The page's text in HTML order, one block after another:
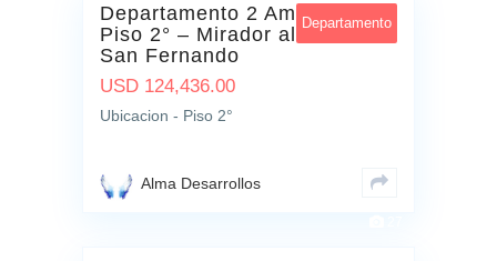
Departamento
Departamento 2 Ambientes –
Piso 2° – Mirador al Rio –
San Fernando
USD 124,436.00
Ubicacion - Piso 2°
Alma Desarrollos